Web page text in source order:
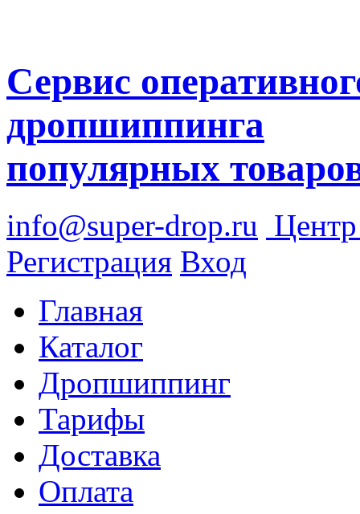
Сервис
дропшиппинга
популярных
info@super-drop.ru
Регистрация Вход
Главная
Каталог
Дропшиппинг
Тарифы
Доставка
Оплата